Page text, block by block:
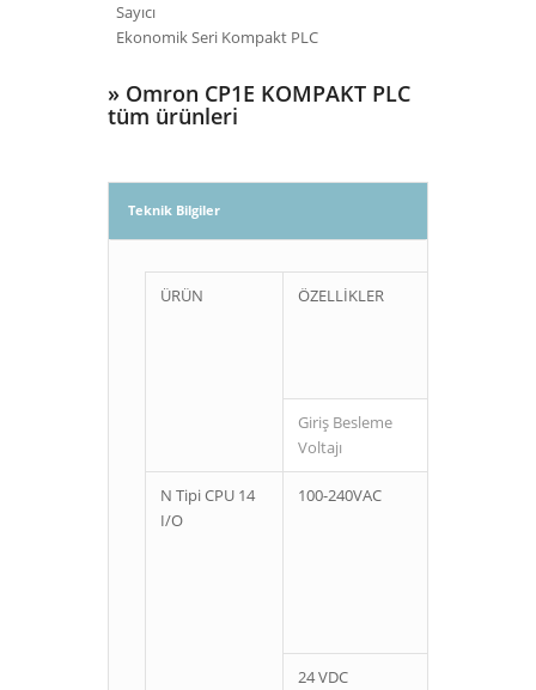
Sayıcı
Ekonomik Seri Kompakt PLC
» Omron CP1E KOMPAKT PLC
tüm ürünleri
Teknik Bilgiler
ÜRÜN ÖZELLİKLER
Giriş Besleme
Voltajı
N Tipi CPU 14
I/O
100-240VAC
24 VDC